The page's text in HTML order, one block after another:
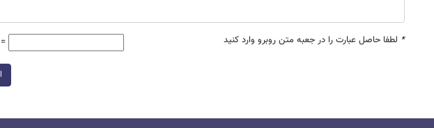
* لطفا حاصل عبارت را در جعبه متن روبرو وارد کنید